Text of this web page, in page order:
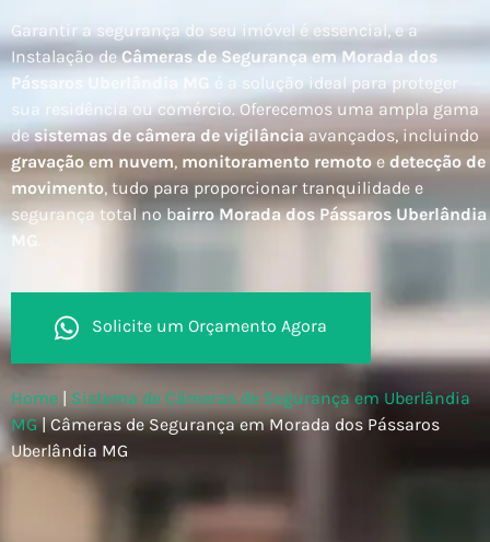
Garantir a segurança do seu imóvel é essencial, e a
Instalação deCâmeras de Segurança em Morada dos
Pássaros Uberlândia MG é a solução ideal para proteger
sua residência ou comércio. Oferecemos uma ampla gama
desistemas de câmera de vigilânciaavançados, incluindo
gravação em nuvem, monitoramento remoto e detecção de
movimento, tudo para proporcionar tranquilidade e
segurança total no bairro Morada dos Pássaros Uberlândia
MG.
Solicite um Orçamento Agora
Home | Sistema de Câmeras de Segurança em Uberlândia
MG|Câmeras de Segurança em Morada dos Pássaros
Uberlândia MG